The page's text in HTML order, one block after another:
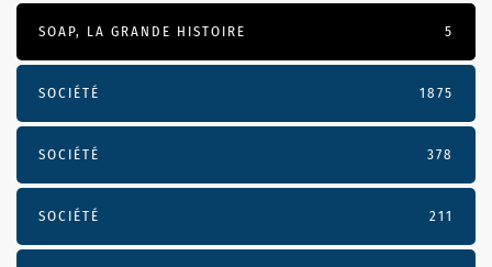
SOAP, LA GRANDE HISTOIRE 5
SOCIÉTÉ 1875
SOCIÉTÉ 378
SOCIÉTÉ 211